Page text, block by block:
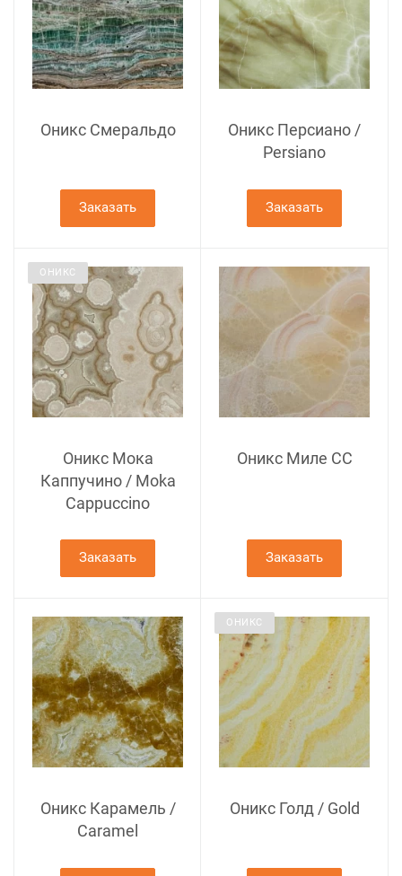
Оникс Смеральдо
Заказать
Оникс Персиано /
Persiano
Заказать
ОНИКС
Оникс Мока
Каппучино / Moka
Cappuccino
Заказать
Оникс Миле CC
Заказать
Оникс Карамель /
Caramel
ОНИКС
Оникс Голд / Gold